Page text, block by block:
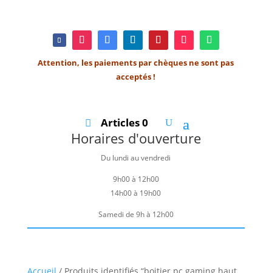
Attention, les paiements par chèques ne sont pas
acceptés !
Articles 0
Horaires d'ouverture
Du lundi au vendredi
9h00 à 12h00
14h00 à 19h00
Samedi de 9h à 12h00